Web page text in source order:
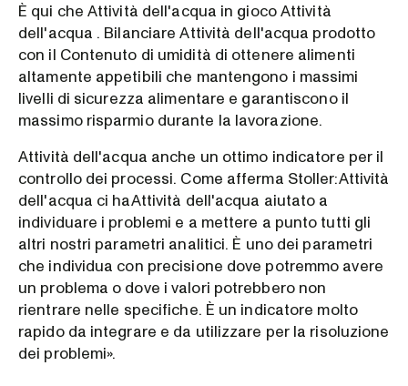
È qui che Attività dell'acqua in gioco Attività
dell'acqua . Bilanciare Attività dell'acqua prodotto
con il Contenuto di umidità di ottenere alimenti
altamente appetibili che mantengono i massimi
livelli di sicurezza alimentare e garantiscono il
massimo risparmio durante la lavorazione.
Attività dell'acqua anche un ottimo indicatore per il
controllo dei processi. Come afferma Stoller:Attività
dell'acqua ci haAttività dell'acqua aiutato a
individuare i problemi e a mettere a punto tutti gli
altri nostri parametri analitici. È uno dei parametri
che individua con precisione dove potremmo avere
un problema o dove i valori potrebbero non
rientrare nelle specifiche. È un indicatore molto
rapido da integrare e da utilizzare per la risoluzione
dei problemi».